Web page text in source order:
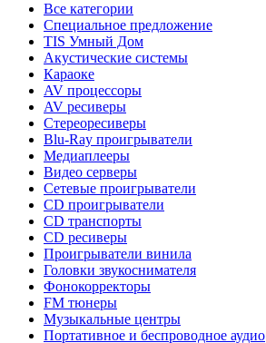
Все категории
Специальное предложение
TIS Умный Дом
Акустические системы
Караоке
AV процессоры
AV ресиверы
Стереоресиверы
Blu-Ray проигрыватели
Медиаплееры
Видео серверы
Сетевые проигрыватели
CD проигрыватели
CD транспорты
CD ресиверы
Проигрыватели винила
Головки звукоснимателя
Фонокорректоры
FM тюнеры
Музыкальные центры
Портативное и беспроводное аудио